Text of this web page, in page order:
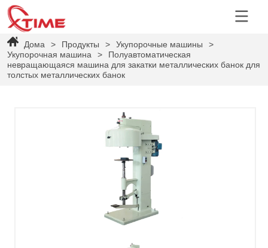
Дома > Продукты > Укупорочные машины
>
Укупорочная машина
>
Полуавтоматическая
невращающаяся машина для закатки металлических банок для
толстых металлических банок